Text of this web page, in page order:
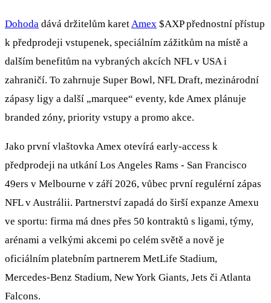
Dohoda dává držitelům karet Amex $AXPpřednostní přístup
k předprodeji vstupenek, speciálním zážitkům na místě a
dalším benefitům na vybraných akcích NFL v USA i
zahraničí. To zahrnuje Super Bowl, NFL Draft, mezinárodní
zápasy ligy a další „marquee“ eventy, kde Amex plánuje
branded zóny, priority vstupy a promo akce.
Jako první vlaštovka Amex otevírá early‑access k
předprodeji na utkání Los Angeles Rams - San Francisco
49ers v Melbourne v září 2026, vůbec první regulérní zápas
NFL v Austrálii. Partnerství zapadá do širší expanze Amexu
ve sportu: firma má dnes přes 50 kontraktů s ligami, týmy,
arénami a velkými akcemi po celém světě a nově je
oficiálním platebním partnerem MetLife Stadium,
Mercedes‑Benz Stadium, New York Giants, Jets či Atlanta
Falcons.